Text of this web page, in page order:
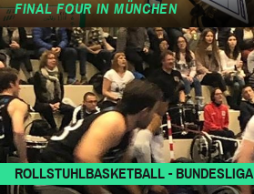
FINAL FOUR IN MÜNCHEN
ROLLSTUHLBASKETBALL - BUNDESLIGA